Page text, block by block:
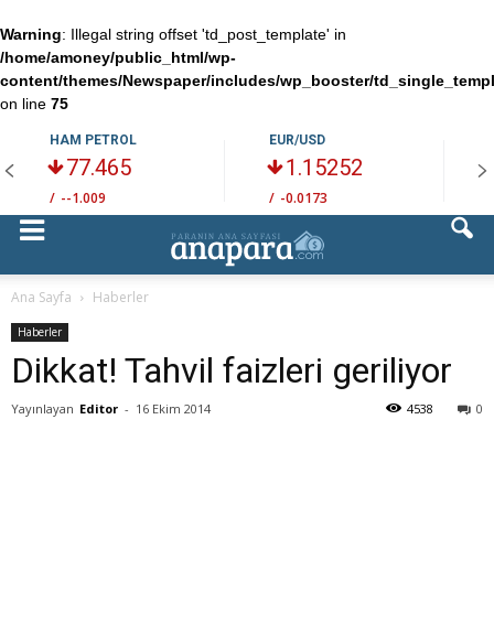
Warning: Illegal string offset 'td_post_template' in
/home/amoney/public_html/wp-
content/themes/Newspaper/includes/wp_booster/
on line 75
HAM PETROL
77.465
/ --1.009
EUR/USD
1.15252
/ -0.0173
Ana Sayfa Haberler
Haberler
Dikkat! Tahvil faizleri geriliyor
Yayınlayan Editor - 16 Ekim 2014 0
4538